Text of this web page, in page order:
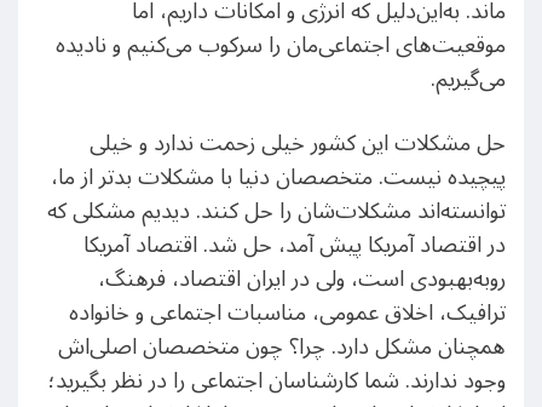
ماند. به‌این‌دلیل که انرژی و امکانات داریم، اما
موقعیت‌های اجتماعی‌مان را سرکوب می‌کنیم و نادیده
می‌گیریم.
حل مشکلات این کشور خیلی زحمت ندارد و خیلی
پیچیده نیست. متخصصان دنیا با مشکلات بدتر از ما،
توانسته‌اند مشکلات‌شان را حل کنند. دیدیم مشکلی که
در اقتصاد آمریکا پیش آمد، حل شد. اقتصاد آمریکا
رو‌به‌بهبودی است، ولی در ایران اقتصاد، فرهنگ،
ترافیک، اخلاق عمومی، مناسبات اجتماعی و خانواده
همچنان مشکل دارد. چرا؟ چون متخصصان اصلی‌اش
وجود ندارند. شما کارشناسان اجتماعی را در نظر بگیرید؛